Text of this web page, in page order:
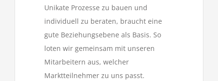
Unikate Prozesse zu bauen und
individuell zu beraten, braucht eine
gute Beziehungsebene als Basis. So
loten wir gemeinsam mit unseren
Mitarbeitern aus, welcher
Marktteilnehmer zu uns passt.